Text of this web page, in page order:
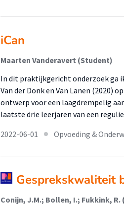
iCan
Maarten Vanderavert (Student)
In dit praktijkgericht onderzoek ga
Van der Donk en Van Lanen (2020)
ontwerp voor een laagdrempelig
laatste drie leerjaren van een
2022-06-01
Opvoeding &
Gesprekskwaliteit